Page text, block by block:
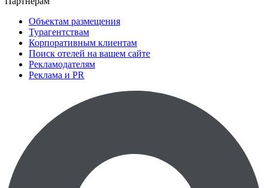
Объектам размещения
Турагентствам
Корпоративным клиентам
Поиск отелей на вашем сайте
Рекламодателям
Реклама и PR